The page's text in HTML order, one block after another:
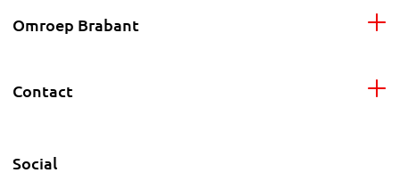
Omroep Brabant
Contact
Social